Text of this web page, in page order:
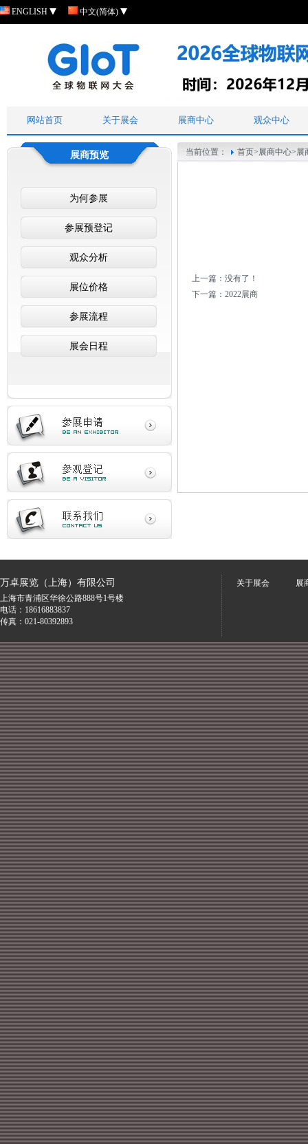
ENGLISH 中文(简体)
网站首页 关于展会 展商中心 观众中心
展商预览
为何参展
参展预登记
观众分析
展位价格
参展流程
展会日程
当前位置： 首页>展商中心>展
上一篇：没有了！
下一篇： 2022展商
万卓展览（上海）有限公司 关于展会
展
上海市青浦区华徐公路888号1号楼
电话：18616883837
传真：021-80392893